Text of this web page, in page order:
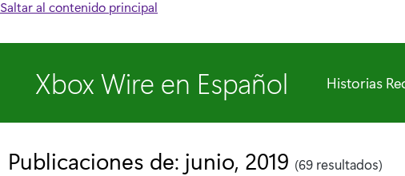
Saltar al contenido principal
Xbox Wire en Español Historias
Publicaciones de: junio, 2019 (69 resultados)